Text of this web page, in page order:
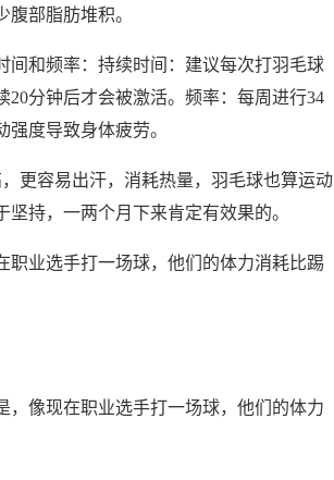
部脂肪堆积。
间和频率：持续时间：建议每次打羽毛球
分钟后才会被激活。频率：每周进行34
度导致身体疲劳。
更容易出汗，消耗热量，羽毛球也算运动
持，一两个月下来肯定有效果的。
职业选手打一场球，他们的体力消耗比踢
，像现在职业选手打一场球，他们的体力